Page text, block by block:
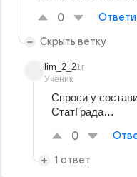
0
Скрыть ветку
lim_2_2
Ученик
1г
Спроси у
СтатГрада…
0
1 ответ